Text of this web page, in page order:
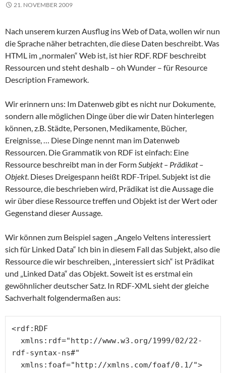
21. NOVEMBER 2009
Nach unserem kurzen Ausflug ins Web of Data, wollen wir nun
die Sprache näher betrachten, die diese Daten beschreibt. Was
HTML im „normalen“ Web ist, ist hier RDF. RDF beschreibt
Ressourcen und steht deshalb – oh Wunder – für Resource
Description Framework.
Wir erinnern uns: Im Datenweb gibt es nicht nur Dokumente,
sondern alle möglichen Dinge über die wir Daten hinterlegen
können, z.B. Städte, Personen, Medikamente, Bücher,
Ereignisse, … Diese Dinge nennt man im Datenweb
Ressourcen. Die Grammatik von RDF ist einfach: Eine
Ressource beschreibt man in der FormSubjekt – Prädikat –
Objekt. Dieses Dreigespann heißt RDF-Tripel. Subjekt ist die
Ressource, die beschrieben wird, Prädikat ist die Aussage die
wir über diese Ressource treffen und Objekt ist der Wert oder
Gegenstand dieser Aussage.
Wir können zum Beispiel sagen „Angelo Veltens interessiert
sich für Linked Data“ Ich bin in diesem Fall das Subjekt, also die
Ressource die wir beschreiben, „interessiert sich“ ist Prädikat
und „Linked Data“ das Objekt. Soweit ist es erstmal ein
gewöhnlicher deutscher Satz. In RDF-XML sieht der gleiche
Sachverhalt folgendermaßen aus:
<rdf:RDF
rdf-syntax-ns#"